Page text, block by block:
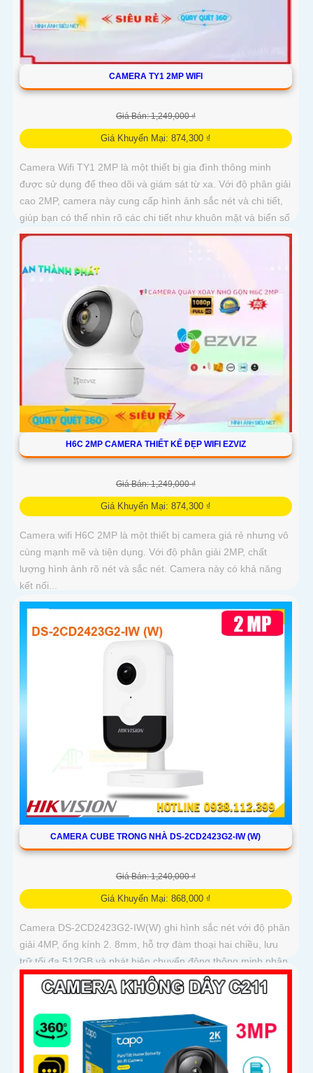
CAMERA TY1 2MP WIFI
Giá Bán: 1,249,000 ₫
Giá Khuyến Mại: 874,300 ₫
Camera Wifi TY1 2MP là một thiết bị gia đình thông minh
được sử dụng để theo dõi và giám sát từ xa. Với độ phân giải
cao 2MP, camera này cung cấp hình ảnh sắc nét và chi tiết,
giúp bạn có thể nhìn rõ các chi tiết như khuôn mặt và biển số
xe
H6C 2MP CAMERA THIẾT KẾ ĐẸP WIFI EZVIZ
Giá Bán: 1,249,000 ₫
Giá Khuyến Mại: 874,300 ₫
Camera wifi H6C 2MP là một thiết bị camera giá rẻ nhưng vô
cùng mạnh mẽ và tiện dụng. Với độ phân giải 2MP, chất
lượng hình ảnh rõ nét và sắc nét. Camera này có khả năng
kết nối...
CAMERA CUBE TRONG NHÀ DS-2CD2423G2-IW (W)
Giá Bán: 1,240,000 ₫
Giá Khuyến Mại: 868,000 ₫
Camera DS-2CD2423G2-IW(W) ghi hình sắc nét với độ phân
giải 4MP, ống kính 2. 8mm, hỗ trợ đàm thoại hai chiều, lưu
trữ tối đa 512GB và phát hiện chuyển động thông minh phân
biệt người, phương tiện